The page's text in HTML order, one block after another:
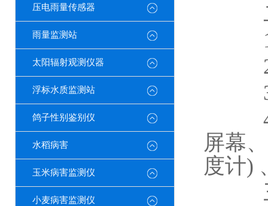
压电雨量传感器
雨量监测站
太阳辐射观测仪器
浮标水质监测站
鸽子性别鉴别仪
水稻病害
玉米病害监测仪
小麦病害监测仪
二
1.
2.
3.
4.
屏幕
度计)
三